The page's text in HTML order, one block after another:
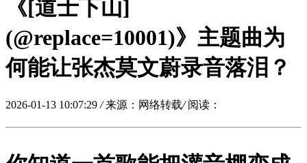
《[道士下山]
(@replace=10001)》主题曲为
何能让张杰莫文蔚录音落泪？
2026-01-13 10:07:29 / 来源：网络转载/ 阅读：